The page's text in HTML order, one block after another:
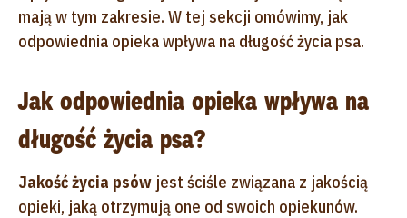
mają w tym zakresie. W tej sekcji omówimy, jak
odpowiednia opieka wpływa na długość życia psa.
Jak odpowiednia opieka wpływa na
długość życia psa?
Jakość życia psów jest ściśle związana z jakością
opieki, jaką otrzymują one od swoich opiekunów.